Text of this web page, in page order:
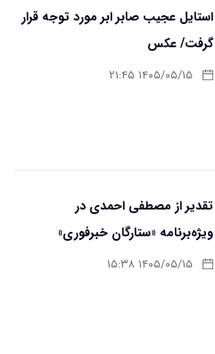
استایل عجیب صابر ابر مورد توجه قرار
گرفت/ عکس
۱۴۰۵/۰۵/۱۵ ۲۱:۴۵
تقدیر از مصطفی احمدی در
ویژه‌برنامه «ستارگان خبرفوری»
۱۴۰۵/۰۵/۱۵ ۱۵:۳۸